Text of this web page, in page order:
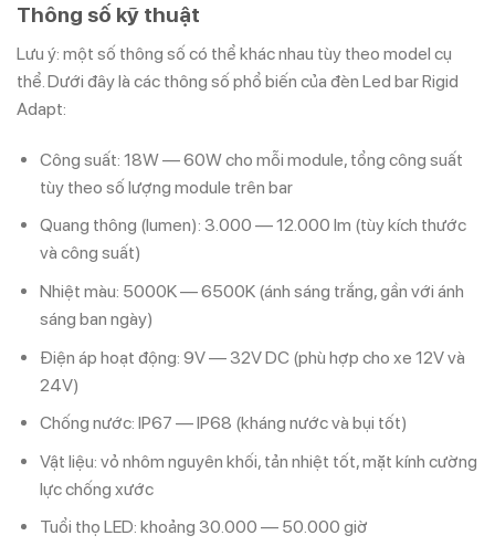
Thông số kỹ thuật
Lưu ý: một số thông số có thể khác nhau tùy theo model cụ
thể. Dưới đây là các thông số phổ biến của đèn Led bar Rigid
Adapt:
Công suất: 18W — 60W cho mỗi module, tổng công suất
tùy theo số lượng module trên bar
Quang thông (lumen): 3.000 — 12.000 lm (tùy kích thước
và công suất)
Nhiệt màu: 5000K — 6500K (ánh sáng trắng, gần với ánh
sáng ban ngày)
Điện áp hoạt động: 9V — 32V DC (phù hợp cho xe 12V và
24V)
Chống nước: IP67 — IP68 (kháng nước và bụi tốt)
Vật liệu: vỏ nhôm nguyên khối, tản nhiệt tốt, mặt kính cường
lực chống xước
Tuổi thọ LED: khoảng 30.000 — 50.000 giờ